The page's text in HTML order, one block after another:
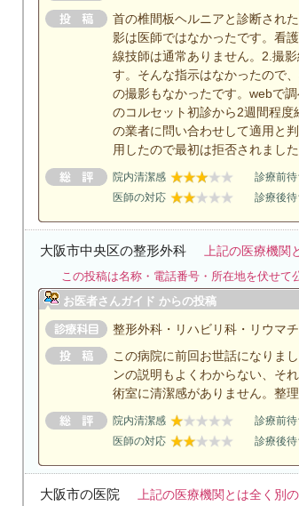
首の椎間板ヘルニアと診断され
影は医師ではなかったです。看
線技師は通常ありません。2.撮
す。そんな指示はなかったので
の撮影もなかったです。webで
のコルセット初診から2週間程
の業者に問い合わせして適用と
用したので最初は拒否されまし
院内清潔感 診療前待
医師の対応
診療後待
大阪市中央区の整形外科 上記の医療機関
この投稿は名称・電話番号・所在地を伏せて
お医者さんガイド からの投稿
整形外科・リハビリ科・リウマ
この病院に前回お世話になりま
ンの説明もよくわからない、そ
術室に清潔感がありません。整理
院内清潔感 診療前待
医師の対応
診療後待
大阪市の医院 上記の医療機関とは全く別